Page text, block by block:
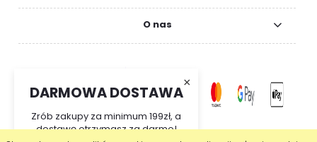
×
DARMOWA DOSTAWA
Zrób zakupy za minimum 199zł, a
dostawę otrzymasz za darmo!
O nas